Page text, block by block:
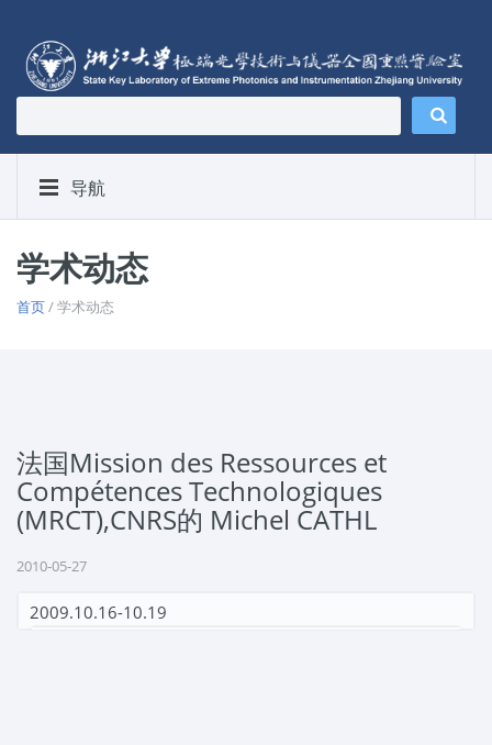
导航
学术动态
首页/ 学术动态
法国Mission des Ressources et
Compétences Technologiques
(MRCT),CNRS的 Michel CATHL
2010-05-27
2009.10.16-10.19